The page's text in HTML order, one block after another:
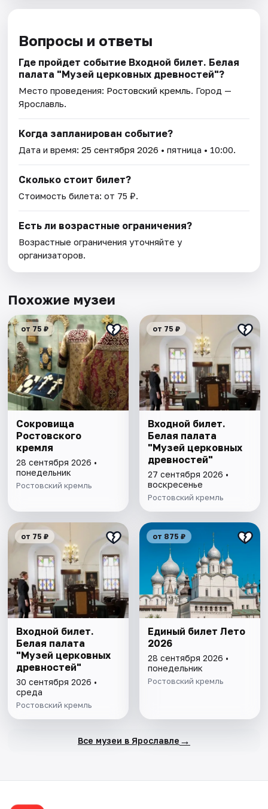
Вопросы и ответы
Где пройдет событие Входной билет. Белая
палата "Музей церковных древностей"?
Место проведения: Ростовский кремль. Город —
Ярославль.
Когда запланирован событие?
Дата и время:25 сентября 2026 • пятница • 10:00.
Сколько стоит билет?
Стоимость билета: от 75 ₽.
Есть ли возрастные ограничения?
Возрастные ограничения уточняйте у
организаторов.
Похожие музеи
от 75 ₽
Сокровища
Ростовского
кремля
28 сентября 2026 •
понедельник
Ростовский кремль
от 75 ₽
Входной билет.
Белая палата
"Музей церковных
древностей"
27 сентября 2026 •
воскресенье
Ростовский кремль
от 75 ₽
Входной билет.
Белая палата
"Музей церковных
древностей"
30 сентября 2026 •
среда
Ростовский кремль
от 875 ₽
Единый билет Лето
2026
28 сентября 2026 •
понедельник
Ростовский кремль
Все музеи в Ярославле →